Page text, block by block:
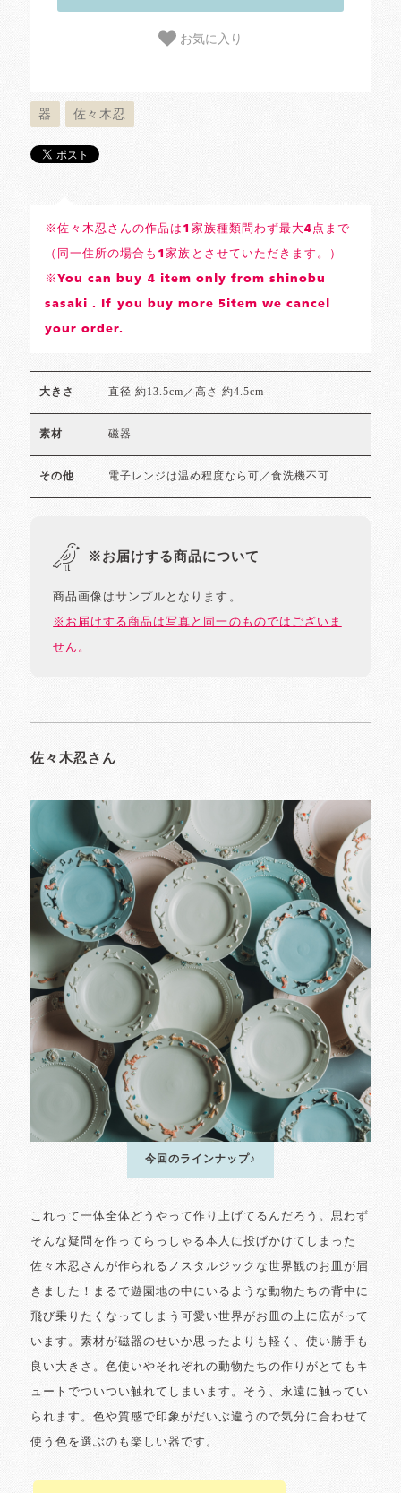
お気に入り
器 佐々木忍
※佐々木忍さんの作品は1家族種類問わず最大4点まで
（同一住所の場合も1家族とさせていただきます。）
※You can buy 4 item only from shinobu
sasaki . If you buy more 5item we cancel
your order.
大きさ 直径 約13.5cm／高さ 約4.5cm
素材 磁器
その他 電子レンジは温め程度なら可／食洗機不可
※お届けする商品について
商品画像はサンプルとなります。
※お届けする商品は写真と同一のものではございま
せん。
佐々木忍さん
今回のラインナップ♪
これって一体全体どうやって作り上げてるんだろう。思わず
そんな疑問を作ってらっしゃる本人に投げかけてしまった
佐々木忍さんが作られるノスタルジックな世界観のお皿が届
きました！まるで遊園地の中にいるような動物たちの背中に
飛び乗りたくなってしまう可愛い世界がお皿の上に広がって
います。素材が磁器のせいか思ったよりも軽く、使い勝手も
良い大きさ。色使いやそれぞれの動物たちの作りがとてもキ
ュートでついつい触れてしまいます。そう、永遠に触ってい
られます。色や質感で印象がだいぶ違うので気分に合わせて
使う色を選ぶのも楽しい器です。